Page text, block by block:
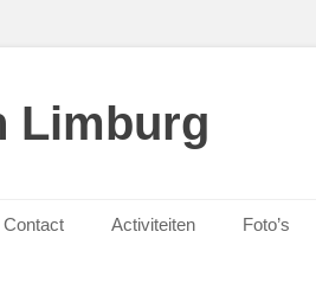
Limburg
Contact Activiteiten Foto’s